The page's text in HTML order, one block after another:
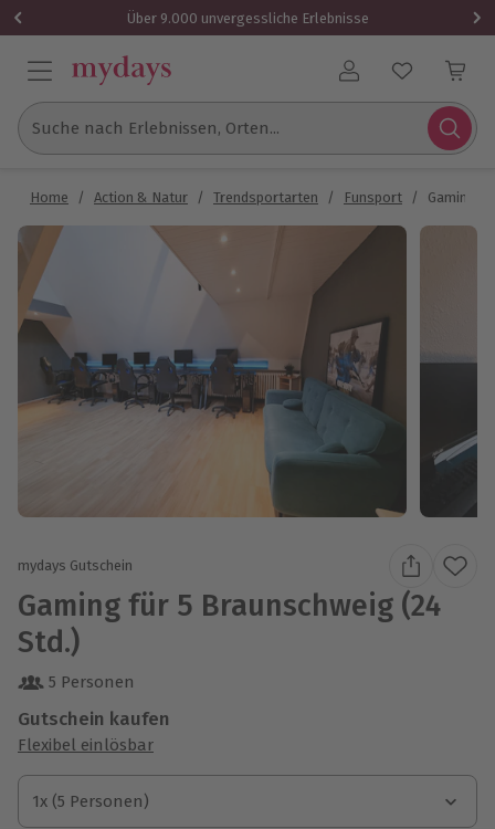
Über 9.000 unvergessliche Erlebnisse
Benutzerkonto
Suche nach Erlebnissen, Orten...
Home / Action & Natur / Trendsportarten / Funsport / Gaming
mydays Gutschein
Gaming für 5 Braunschweig (24
Std.)
5 Personen
Gutschein kaufen
Flexibel einlösbar
1x (5 Personen)
1x (5 Personen)
1x (5 Personen)